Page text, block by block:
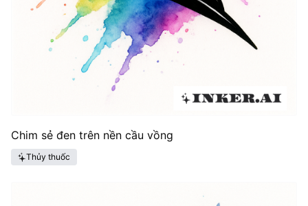
Chim sẻ đen trên nền cầu vồng
Thủy thuốc